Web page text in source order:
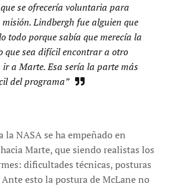
se ofrecería voluntaria para
Lindbergh fue alguien que
todo porque sabía que merecía la
que sea difícil encontrar a otro
a Marte. Esa sería la parte más
del programa”
la NASA se ha empeñado en
Marte, que siendo realistas los
dificultades técnicas, posturas
esto la postura de McLane no